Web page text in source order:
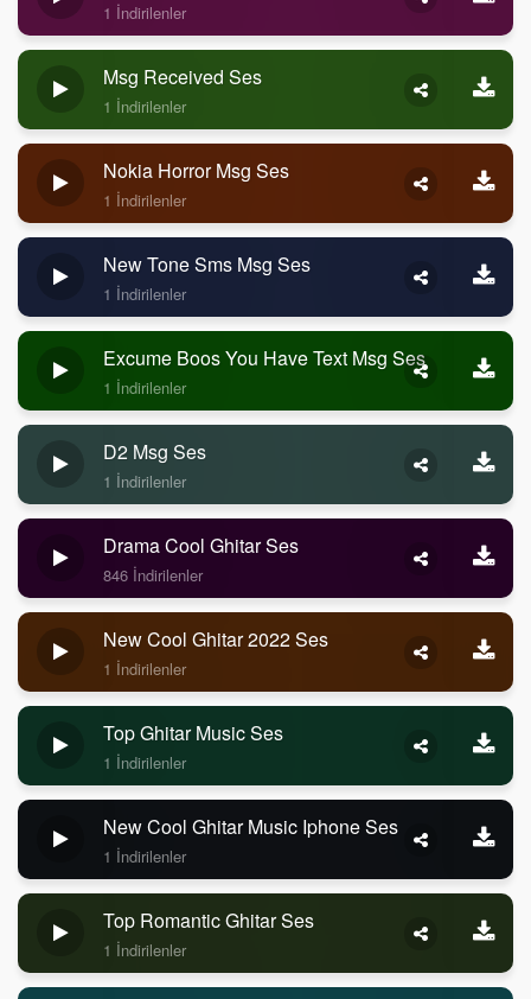
1 İndirilenler
Msg Received Ses
1 İndirilenler
Nokia Horror Msg Ses
1 İndirilenler
New Tone Sms Msg Ses
1 İndirilenler
Excume Boos You Have Text Msg Ses
1 İndirilenler
D2 Msg Ses
1 İndirilenler
Drama Cool Ghitar Ses
846 İndirilenler
New Cool Ghitar 2022 Ses
1 İndirilenler
Top Ghitar Music Ses
1 İndirilenler
New Cool Ghitar Music Iphone Ses
1 İndirilenler
Top Romantic Ghitar Ses
1 İndirilenler